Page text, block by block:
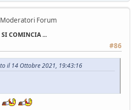
Moderatori Forum
SI COMINCIA ...
#86
il 14 Ottobre 2021, 19:43:16